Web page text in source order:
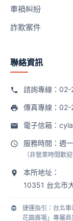
車禍糾紛
詐欺案件
聯絡資訊
諮詢專線： 02-
傳真專線：
電子信箱：
服務時間：週
（非營業時間歡
本所地址：
10351 台北市
捷運指引：台北
花園廣場」專屬